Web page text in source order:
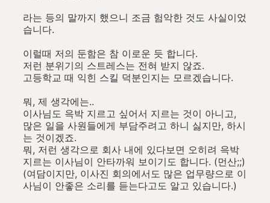
라는 등의 말까지 했으니 조금 험악한 것도 사실이었
습니다.
이럴때 저의 둔함은 참 이로운 듯 합니다.
저런 분위기의 스트레스는 전혀 받지 않죠.
고등학교 때 익힌 스킬 덕분인지는 모르겠습니다.
뭐, 제 생각에는..
이사님도 윽박 지르고 싶어서 지르는 것이 아니고,
많은 일을 사원들에게 부담주려고 하니 싫지만, 하시
는 것이겠죠.
뭐, 저런 생각으로 회사 내에 있다보면 오히려 윽박
지르는 이사님이 안타까워 보이기도 합니다. (먼산;;)
(여담이지만, 이사진 회의에서도 많은 업무량으로 이
사님이 안좋은 소리를 듣는다고도 알고 있습니다.)